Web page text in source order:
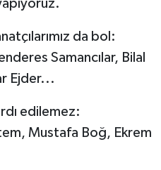
da bol:
Samancılar, Bilal
Ejder...
edilemez:
Mustafa Boğ, Ekrem